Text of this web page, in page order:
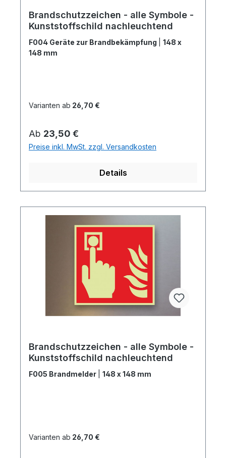
Brandschutzzeichen - alle Symbole -
Kunststoffschild nachleuchtend
F004 Geräte zur Brandbekämpfung
148 x
148 mm
Varianten ab 26,70 €
Regulärer Preis:
Ab 23,50 €
Preise inkl. MwSt. zzgl. Versandkosten
Details
Brandschutzzeichen - alle Symbole -
Kunststoffschild nachleuchtend
F005 Brandmelder 148 x 148 mm
Varianten ab 26,70 €